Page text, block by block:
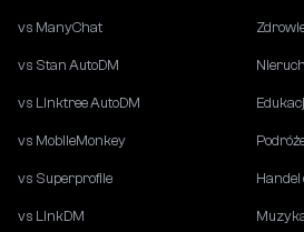
vs ManyChat
vs Stan AutoDM
vs Linktree AutoDM
vs MobileMonkey
vs Superprofile
vs LinkDM